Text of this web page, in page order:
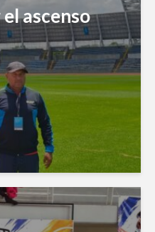
ascenso